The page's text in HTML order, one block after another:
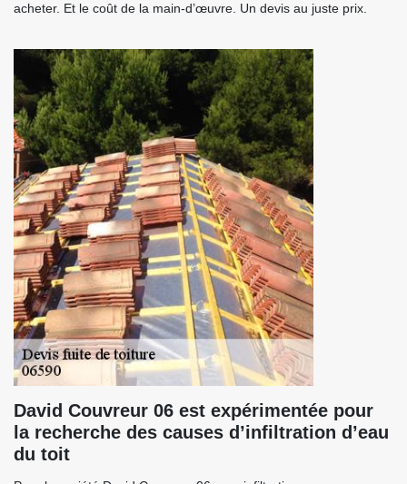
acheter. Et le coût de la main-d’œuvre. Un devis au juste prix.
David Couvreur 06 est expérimentée pour
la recherche des causes d’infiltration d’eau
du toit